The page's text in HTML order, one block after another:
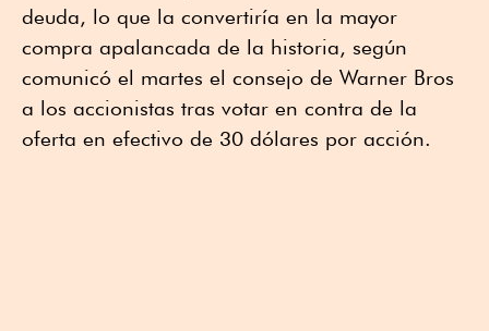
deuda, lo que la convertiría en la mayor
compra apalancada de la historia, según
comunicó el martes el consejo de Warner Bros
a los accionistas tras votar en contra de la
oferta en efectivo de 30 dólares por acción.